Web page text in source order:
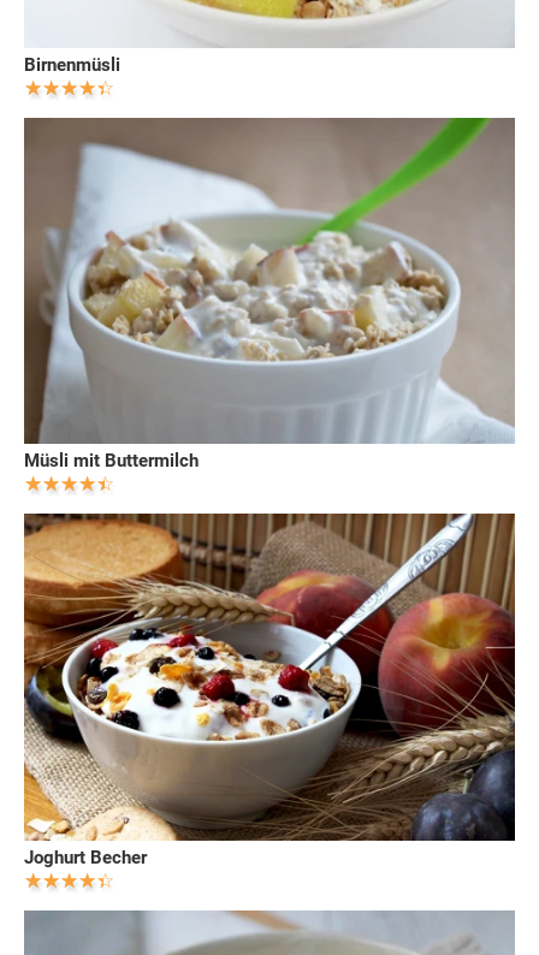
Birnenmüsli
Müsli mit Buttermilch
Joghurt Becher